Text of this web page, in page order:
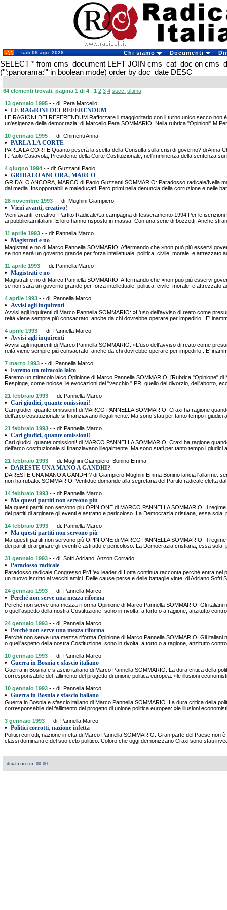
sab 08 ago. 2026 Chi siamo Documenti
SELECT * from cms_document LEFT JOIN cms_cat_doc on
('":panorama:"' in boolean mode) order by doc_date DESC
64 elementi trovati, pagina 1 di 4 1 2 3 4 succ. ultima
13 gennaio 1995 - - di: Pera Marcello
• LE RAGIONI DEI REFERENDUM
LE RAGIONI DEI REFERENDUM Rafforzare il maggioritario con il turno unico secco non
un'esigenza della democrazia. di Marcello Pera SOMMARIO: Nella rubrica "Opinioni"
10 gennaio 1995 - - di: Chimenti Anna
• PARLA LA CORTE
PARLA LA CORTE Quanto peserà la scelta della Consulta sulla crisi di governo? di Anna
F.Paolo Casavola, Presidente della Corte Costituzionale, nell'imminenza della sentenza
4 giugno 1994 - - di: Guzzanti Paolo
• GRIDALO ANCORA, MARCO
GRIDALO ANCORA, MARCO di Paolo Guzzanti SOMMARIO: Paradosso radicale/Nella
dai media. Insopportabili e maleducati. Però primi nella denuncia della corruzione e nelle
28 novembre 1993 - - di: Mughini Giampiero
• Vieni avanti, creativo!
Vieni avanti, creativo! Partito Radicale/La campagna di tesseramento 1994 Per le
ai pubblicitari italiani. E loro hanno risposto in massa. Con una serie di bozzetti. Anche
11 aprile 1993 - - di: Pannella Marco
• Magistrati e no
Magistrati e no di Marco Pannella SOMMARIO: Affermando che »non può più esservi
se non sarà un governo grande per forza intellettuale, politica, civile, morale, e attrezzato
11 aprile 1993 - - di: Pannella Marco
• Magistrati e no
Magistrati e no di Marco Pannella SOMMARIO: Affermando che »non può più esservi
se non sarà un governo grande per forza intellettuale, politica, civile, morale, e attrezzato
4 aprile 1993 - - di: Pannella Marco
• Avvisi agli inquirenti
Avvisi agli inquirenti di Marco Pannella SOMMARIO: »L'uso dell'avviso di reato come
reità viene sempre più consacrato, anche da chi dovrebbe operare per impedirlo . E'
4 aprile 1993 - - di: Pannella Marco
• Avvisi agli inquirenti
Avvisi agli inquirenti di Marco Pannella SOMMARIO: »L'uso dell'avviso di reato come
reità viene sempre più consacrato, anche da chi dovrebbe operare per impedirlo . E'
7 marzo 1993 - - di: Pannella Marco
• Faremo un miracolo laico
Faremo un miracolo laico Opinione di Marco Pannella SOMMARIO: [Rubrica "Opinione" di
Respinge, come noiose, le evocazioni del "vecchio " PR, quello del divorzio, dell'aborto,
21 febbraio 1993 - - di: Pannella Marco
• Cari giudici, quante omissioni!
Cari giudici, quante omissioni! di MARCO PANNELLA SOMMARIO: Craxi ha ragione
dell'arco costituzionale si finanziavano illegalmente. Ma sono stati per tanto tempo i giudici
21 febbraio 1993 - - di: Pannella Marco
• Cari giudici, quante omissioni!
Cari giudici, quante omissioni! di MARCO PANNELLA SOMMARIO: Craxi ha ragione
dell'arco costituzionale si finanziavano illegalmente. Ma sono stati per tanto tempo i giudici
21 febbraio 1993 - - di: Mughini Giampiero, Bonino Emma
• DARESTE UNA MANO A GANDHI?
DARESTE UNA MANO A GANDHI? di Giampiero Mughini Emma Bonino lancia l'allarme:
non ha rubato. SOMMARIO: Ventidue domande alla segretaria del Partito radicale eletta
14 febbraio 1993 - - di: Pannella Marco
• Ma questi partiti non servono più
Ma questi partiti non servono più OPINIONE di MARCO PANNELLA SOMMARIO: Il
dei partiti di arginare gli eventi è astratto e pericoloso. La Democrazia cristiana, essa sola,
14 febbraio 1993 - - di: Pannella Marco
• Ma questi partiti non servono più
Ma questi partiti non servono più OPINIONE di MARCO PANNELLA SOMMARIO: Il
dei partiti di arginare gli eventi è astratto e pericoloso. La Democrazia cristiana, essa sola,
31 gennaio 1993 - - di: Sofri Adriano, Anzon Corrado
• Paradosso radicale
Paradosso radicale Congresso Pr/L'ex leader di Lotta continua racconta perché entra nel
un nuovo iscritto ai vecchi amici. Delle cause perse e delle battaglie vinte. di Adriano Sofri
24 gennaio 1993 - - di: Pannella Marco
• Perché non serve una mezza riforma
Perché non serve una mezza riforma Opinione di Marco Pannella SOMMARIO: Gli italiani
o quell'aspetto della nostra Costituzione, sono in rivolta, a torto o a ragione, anzitutto
24 gennaio 1993 - - di: Pannella Marco
• Perché non serve una mezza riforma
Perché non serve una mezza riforma Opinione di Marco Pannella SOMMARIO: Gli italiani
o quell'aspetto della nostra Costituzione, sono in rivolta, a torto o a ragione, anzitutto
10 gennaio 1993 - - di: Pannella Marco
• Guerra in Bosnia e sfascio italiano
Guerra in Bosnia e sfascio italiano di Marco Pannella SOMMARIO. La dura critica della
corresponsabile del fallimento del progetto di unione politica europea: »le illusioni
10 gennaio 1993 - - di: Pannella Marco
• Guerra in Bosnia e sfascio italiano
Guerra in Bosnia e sfascio italiano di Marco Pannella SOMMARIO. La dura critica della
corresponsabile del fallimento del progetto di unione politica europea: »le illusioni
3 gennaio 1993 - - di: Pannella Marco
• Politici corrotti, nazione infetta
Politici corrotti, nazione infetta di Marco Pannella SOMMARIO: Gran parte del Paese non
classi dominanti e del suo ceto politico. Coloro che oggi demonizzano Craxi sono stati
durata ricerca: 00:00